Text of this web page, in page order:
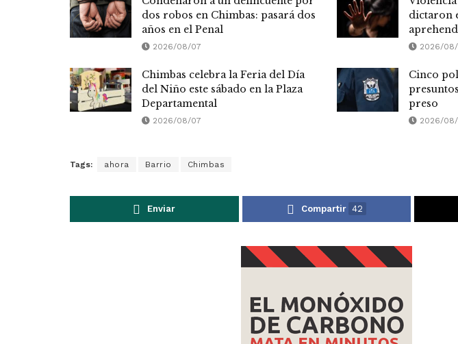
dos robos en Chimbas: pasará dos
años en el Penal
2026/08/07
dictaron
2026/
Chimbas celebra la Feria del Día
del Niño este sábado en la Plaza
Departamental
2026/08/07
Cinco
preso
2026/
Tags: ahora Barrio Chimbas
Enviar Compartir 42